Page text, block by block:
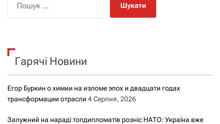
к
Гарячі Новини
Егор Буркин о химии на изломе эпох и двадцати годах
трансформации отрасли 4 Серпня, 2026
Залужний на нараді топдипломатів розніс НАТО: Україна вже